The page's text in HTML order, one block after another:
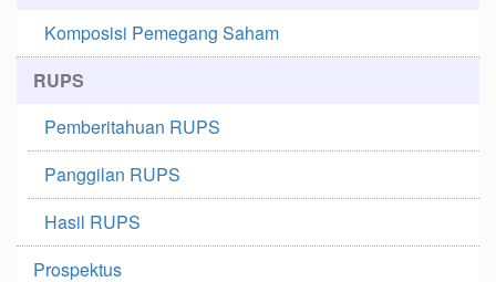
Komposisi Pemegang Saham
RUPS
Pemberitahuan RUPS
Panggilan RUPS
Hasil RUPS
Prospektus